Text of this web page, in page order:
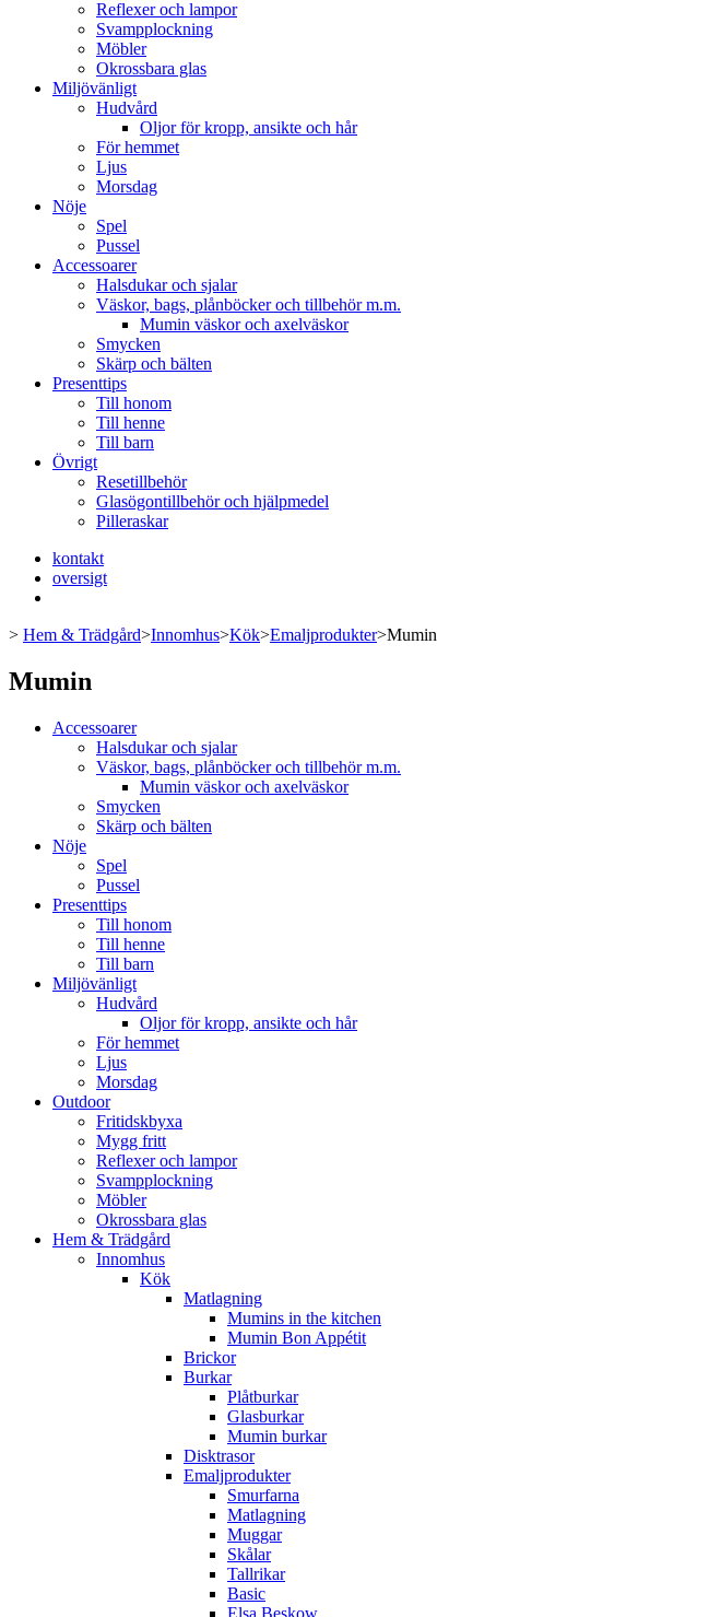
Reflexer och lampor
Svampplockning
Möbler
Okrossbara glas
Miljövänligt
Hudvård
Oljor för kropp, ansikte och hår
För hemmet
Ljus
Morsdag
Nöje
Spel
Pussel
Accessoarer
Halsdukar och sjalar
Väskor, bags, plånböcker och tillbehör m.m.
Mumin väskor och axelväskor
Smycken
Skärp och bälten
Presenttips
Till honom
Till henne
Till barn
Övrigt
Resetillbehör
Glasögontillbehör och hjälpmedel
Pilleraskar
kontakt
oversigt
> Hem & Trädgård>Innomhus>Kök>Emaljprodukter>Mumin
Mumin
Accessoarer
Halsdukar och sjalar
Väskor, bags, plånböcker och tillbehör m.m.
Mumin väskor och axelväskor
Smycken
Skärp och bälten
Nöje
Spel
Pussel
Presenttips
Till honom
Till henne
Till barn
Miljövänligt
Hudvård
Oljor för kropp, ansikte och hår
För hemmet
Ljus
Morsdag
Outdoor
Fritidskbyxa
Mygg fritt
Reflexer och lampor
Svampplockning
Möbler
Okrossbara glas
Hem & Trädgård
Innomhus
Kök
Matlagning
Mumins in the kitchen
Mumin Bon Appétit
Brickor
Burkar
Plåtburkar
Glasburkar
Mumin burkar
Disktrasor
Emaljprodukter
Smurfarna
Matlagning
Muggar
Skålar
Tallrikar
Basic
Elsa Beskow